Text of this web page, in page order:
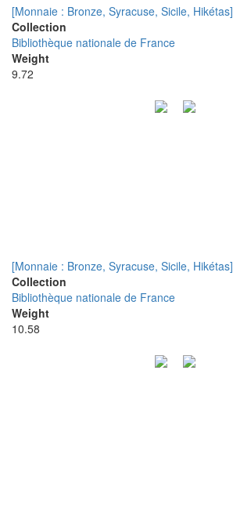
[Monnaie : Bronze, Syracuse, Sicile, Hikétas]
Collection
Bibliothèque nationale de France
Weight
9.72
[Monnaie : Bronze, Syracuse, Sicile, Hikétas]
Collection
Bibliothèque nationale de France
Weight
10.58